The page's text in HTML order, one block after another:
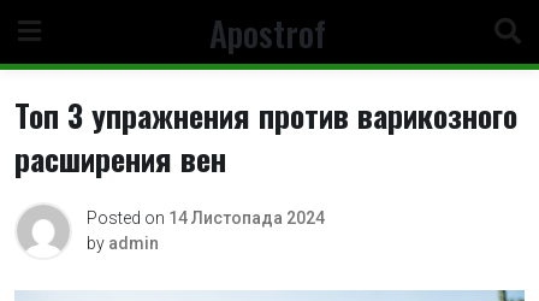
content
Apostrof
Топ 3 упражнения против варикозного
расширения вен
Posted on 14 Листопада 2024
by admin